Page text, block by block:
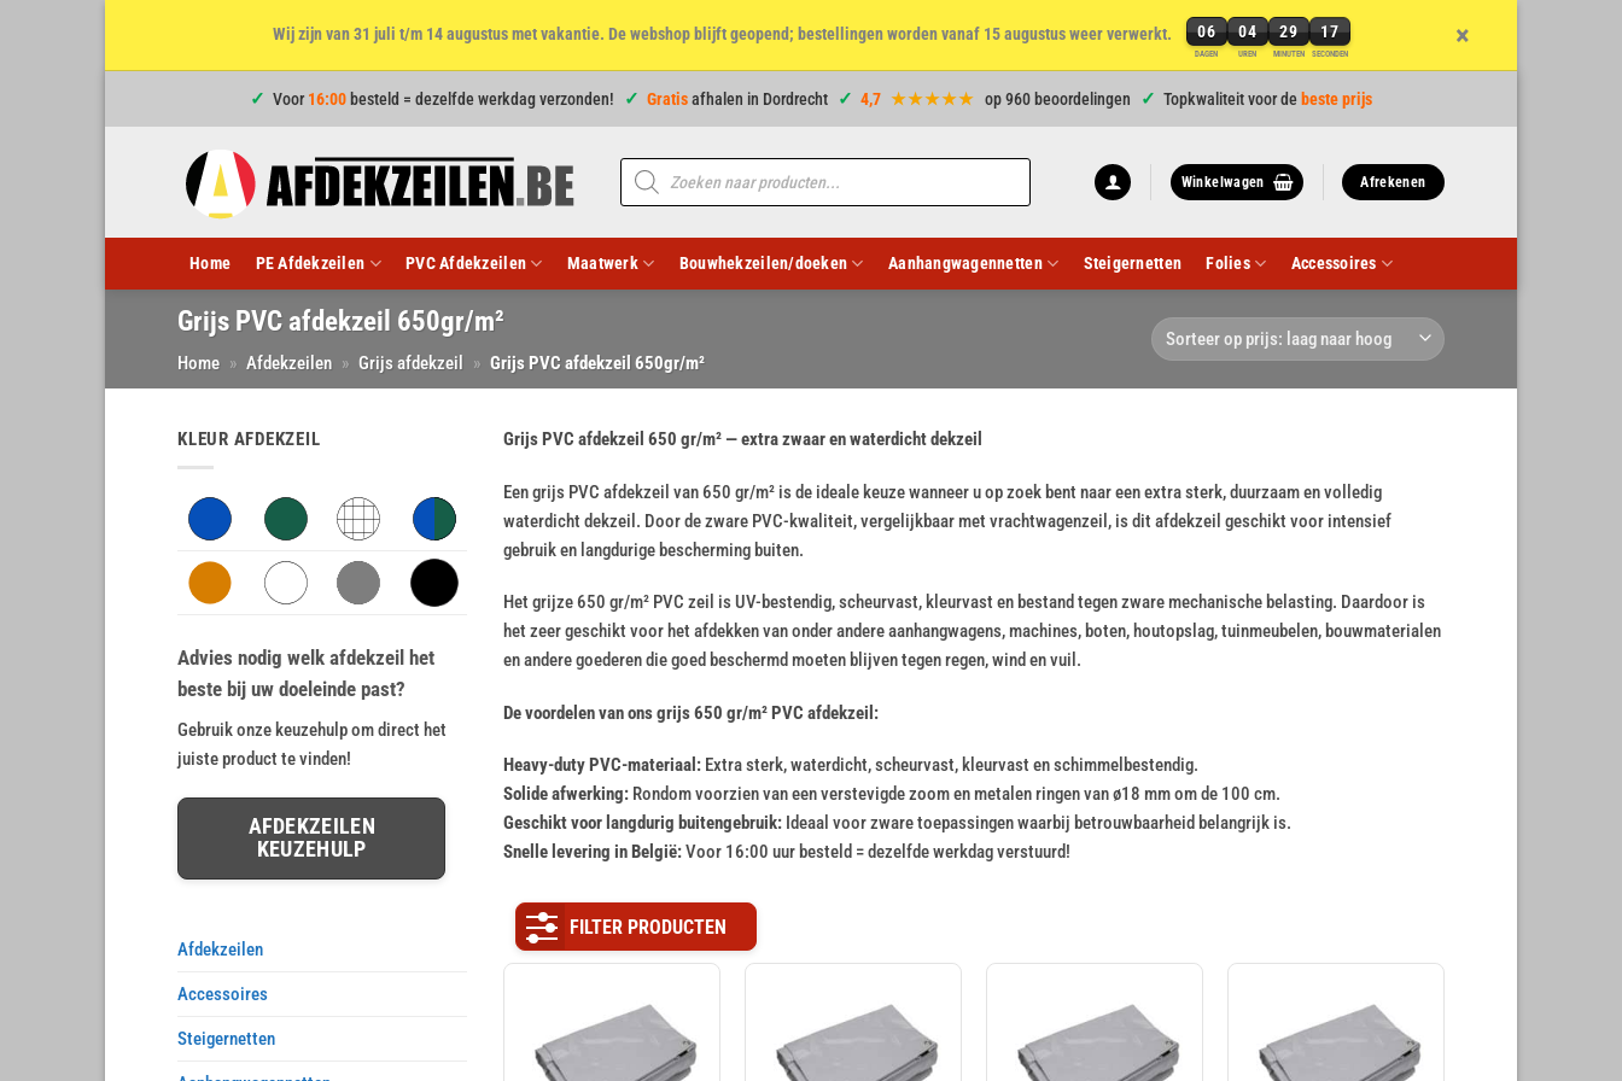
Wij zijn van 31 juli t/m 14 augustus met vakantie. De webshop blijft geopend; bestellingen worden vanaf 15 augustus weer verwerkt. 06
DAGEN
04
UREN
29
MINUTEN
17
SECONDEN
6
dagen,
4
minuten
en
seconden
×
Voor16:00 besteld = dezelfde werkdag verzonden! Gratisafhalen in Dordrecht 4,7 ★★★★★ op 960 beoordelingen Topkwaliteit voor de beste prijs
Producten
zoeken
Winkelwagen Afrekenen
Home PE Afdekzeilen PVC Afdekzeilen Maatwerk Bouwhekzeilen/doeken Aanhangwagennetten Steigernetten Folies Accessoires
Grijs PVC afdekzeil 650gr/m²
Home » Afdekzeilen » Grijs afdekzeil » Grijs PVC afdekzeil 650gr/m²
KLEUR AFDEKZEIL
Advies nodig welk afdekzeil het
beste bij uw doeleinde past?
Gebruik onze keuzehulp om direct het
juiste product te vinden!
AFDEKZEILEN
KEUZEHULP
Afdekzeilen
Accessoires
Steigernetten
Grijs PVC afdekzeil 650 gr/m² — extra zwaar en waterdicht dekzeil
Een grijs PVC afdekzeil van 650 gr/m² is de ideale keuze wanneer u op zoek bent naar een extra sterk, duurzaam en volledig
waterdicht dekzeil. Door de zware PVC-kwaliteit, vergelijkbaar met vrachtwagenzeil, is dit afdekzeil geschikt voor intensief
gebruik en langdurige bescherming buiten.
Het grijze 650 gr/m² PVC zeil is UV-bestendig, scheurvast, kleurvast en bestand tegen zware mechanische belasting. Daardoor is
het zeer geschikt voor het afdekken van onder andere aanhangwagens, machines, boten, houtopslag, tuinmeubelen, bouwmaterialen
en andere goederen die goed beschermd moeten blijven tegen regen, wind en vuil.
De voordelen van ons grijs 650 gr/m² PVC afdekzeil:
Heavy-duty PVC-materiaal: Extra sterk, waterdicht, scheurvast, kleurvast en schimmelbestendig.
Solide afwerking: Rondom voorzien van een verstevigde zoom en metalen ringen van ø18 mm om de 100 cm.
Geschikt voor langdurig buitengebruik: Ideaal voor zware toepassingen waarbij betrouwbaarheid belangrijk is.
Snelle levering in België:Voor 16:00 uur besteld = dezelfde werkdag verstuurd!
FILTER PRODUCTEN